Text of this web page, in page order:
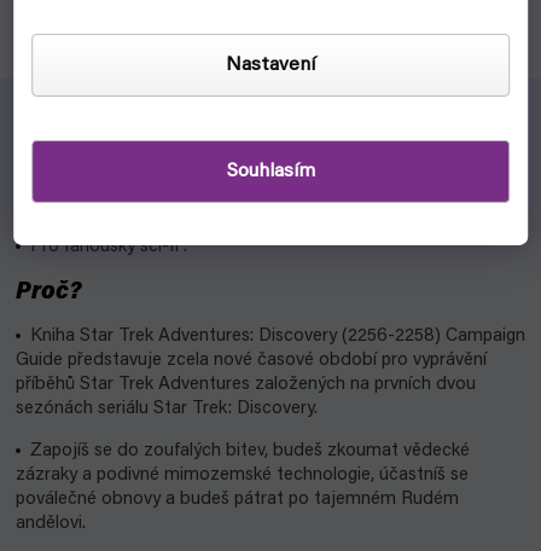
Nastavení
Souhlasím
Pro gamemastera RPG Star Trek Adventures.
Pro fanoušky sci-fi .
Proč?
Kniha Star Trek Adventures: Discovery (2256-2258) Campaign
Guide představuje zcela nové časové období pro vyprávění
příběhů Star Trek Adventures založených na prvních dvou
sezónách seriálu Star Trek: Discovery.
Zapojíš se do zoufalých bitev, budeš zkoumat vědecké
zázraky a podivné mimozemské technologie, účastníš se
poválečné obnovy a budeš pátrat po tajemném Rudém
andělovi.